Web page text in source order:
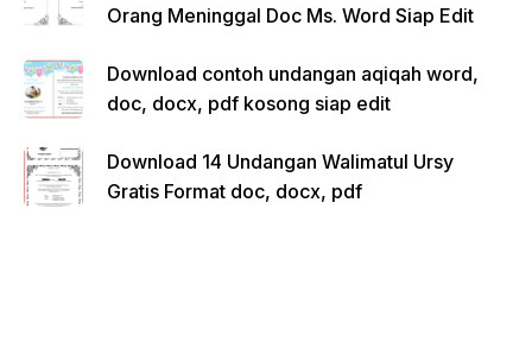
Orang Meninggal Doc Ms. Word Siap Edit
Download contoh undangan aqiqah word,
doc, docx, pdf kosong siap edit
Download 14 Undangan Walimatul Ursy
Gratis Format doc, docx, pdf